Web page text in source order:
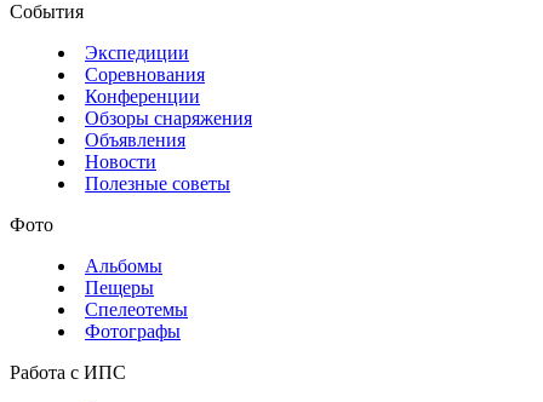
События
Экспедиции
Соревнования
Конференции
Обзоры снаряжения
Объявления
Новости
Полезные советы
Фото
Альбомы
Пещеры
Спелеотемы
Фотографы
Работа с ИПС